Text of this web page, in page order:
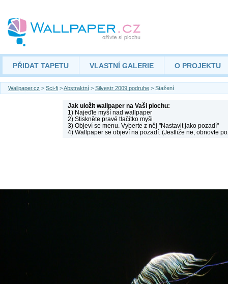
PŘIDAT TAPETU VLASTNÍ GALERIE O PROJEKTU
Wallpaper.cz > Sci-fi >Abstraktní > Silvestr 2009 podruhe > Stažení
Jak uložit wallpaper na Vaši plochu:
1) Najeďte myší nad wallpaper
2) Stiskněte pravé tlačítko myši
3) Objeví se menu. Vyberte z něj "Nastavit jako pozadí"
4) Wallpaper se objeví na pozadí. (Jestliže ne, obnovte